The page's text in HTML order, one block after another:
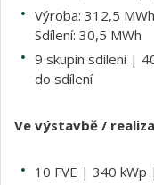
Výroba: 312,5
Sdílení: 30,5 MWh
9 skupin sdílení |
do sdílení
Ve výstavbě /
10 FVE | 340 kWp